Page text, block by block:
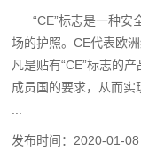
“CE”标志是一种安
场的护照。CE代表欧
凡是贴有“CE”标志的
成员国的要求，从而实
发布时间： 2020-01-08